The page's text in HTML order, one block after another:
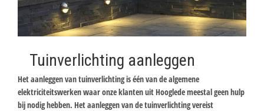
Tuinverlichting aanleggen
Het aanleggen van tuinverlichting is één van de algemene
elektriciteitswerken waar onze klanten uit Hooglede meestal geen hulp
bij nodig hebben. Het aanleggen van de tuinverlichting vereist